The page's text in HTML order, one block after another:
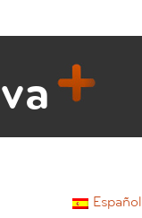
Español